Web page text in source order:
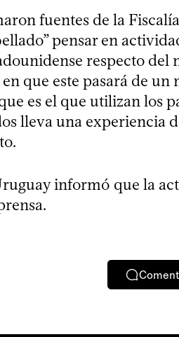
fuentes de la
pensar en
respecto del
que este pasará de
es el que utilizan los
lleva una experiencia
informó que la